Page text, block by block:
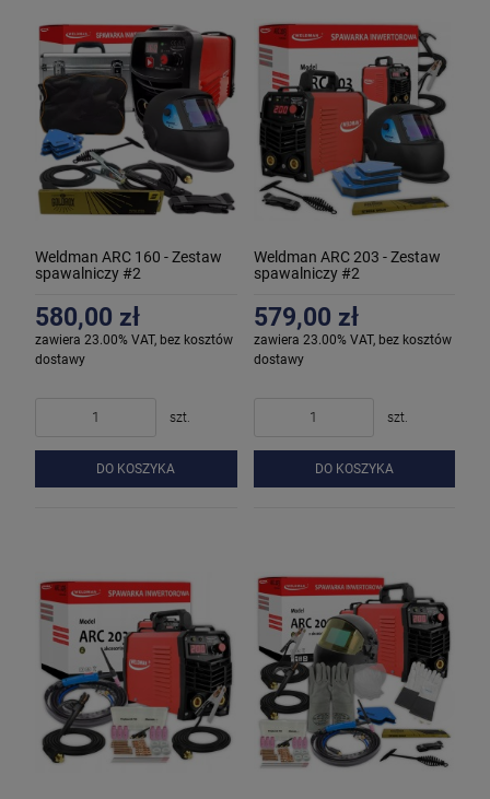
Weldman ARC 160 - Zestaw
spawalniczy #2
580,00 zł
zawiera 23.00% VAT, bez kosztów
dostawy
szt.
DO KOSZYKA
Weldman ARC 203 - Zestaw
spawalniczy #2
579,00 zł
zawiera 23.00% VAT, bez kosztów
dostawy
szt.
DO KOSZYKA